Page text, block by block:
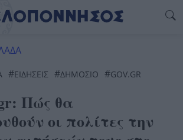
#ΕΙΔΗΣΕΙΣ #ΔΗΜΌΣΙΟ #GOV.GR
Πώς θα
οι πολίτες την